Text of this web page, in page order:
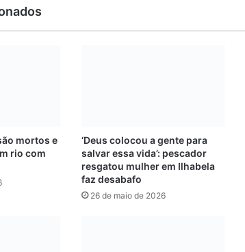
mortos e
rio com
‘Deus colocou a gente para
salvar essa vida’: pescador
resgatou mulher em Ilhabela
faz desabafo
26 de maio de 2026